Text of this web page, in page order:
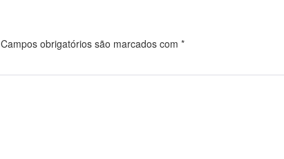
Campos obrigatórios são marcados com *